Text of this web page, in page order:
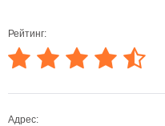
Рейтинг:
Адрес: